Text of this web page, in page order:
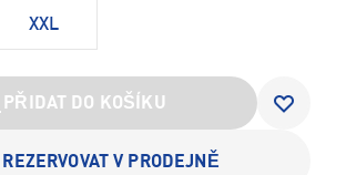
XXL
PŘIDAT DO KOŠÍKU
REZERVOVAT V PRODEJNĚ